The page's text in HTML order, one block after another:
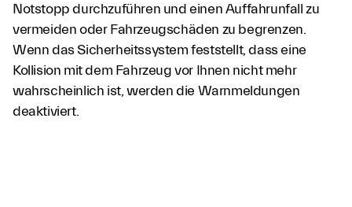
Notstopp durchzuführen und einen Auffahrunfall zu
vermeiden oder Fahrzeugschäden zu begrenzen.
Wenn das Sicherheitssystem feststellt, dass eine
Kollision mit dem Fahrzeug vor Ihnen nicht mehr
wahrscheinlich ist, werden die Warnmeldungen
deaktiviert.